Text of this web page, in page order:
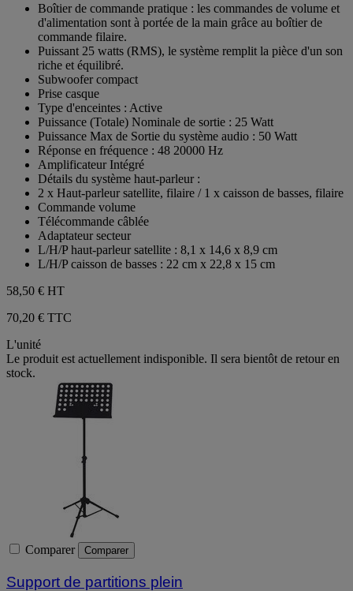
étoiles.
Boîtier de commande pratique : les commandes de volume et
d'alimentation sont à portée de la main grâce au boîtier de
commande filaire.
Puissant 25 watts (RMS), le système remplit la pièce d'un son
riche et équilibré.
Subwoofer compact
Prise casque
Type d'enceintes : Active
Puissance (Totale) Nominale de sortie : 25 Watt
Puissance Max de Sortie du système audio : 50 Watt
Réponse en fréquence : 48 20000 Hz
Amplificateur Intégré
Détails du système haut-parleur :
2 x Haut-parleur satellite, filaire / 1 x caisson de basses, filaire
Commande volume
Télécommande câblée
Adaptateur secteur
L/H/P haut-parleur satellite : 8,1 x 14,6 x 8,9 cm
L/H/P caisson de basses : 22 cm x 22,8 x 15 cm
58,50 € HT
70,20 € TTC
L'unité
Le produit est actuellement indisponible. Il sera bientôt de retour en
stock.
Comparer Comparer
Support de partitions plein